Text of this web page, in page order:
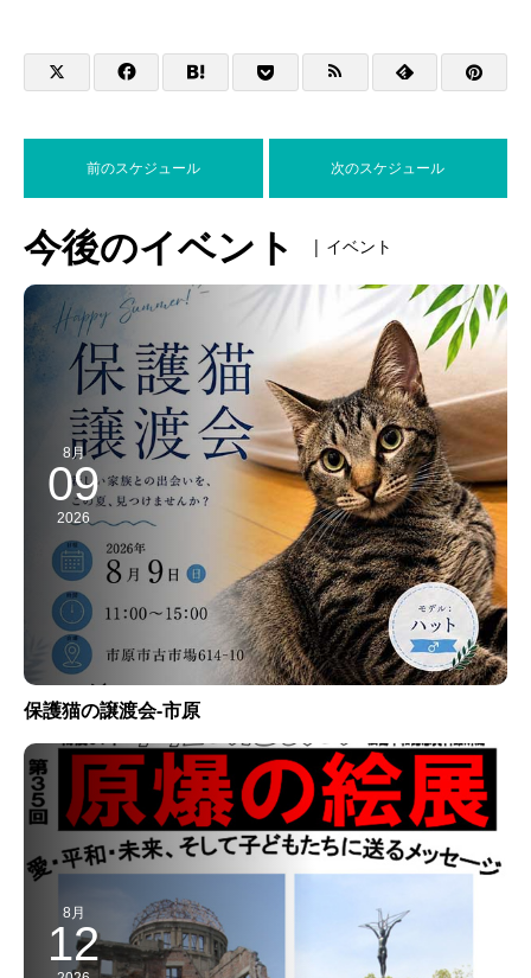
前のスケジュール 次のスケジュール
今後のイベント | イベント
8月
09
2026
保護猫の譲渡会-市原
8月
12